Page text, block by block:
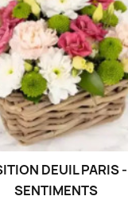
DEUIL PARIS
SENTIMENTS